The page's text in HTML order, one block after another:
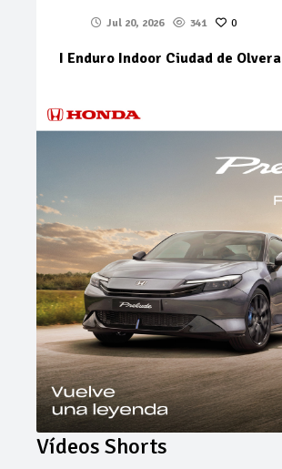
Jul 20, 2026 341 0
I Enduro Indoor Ciudad de Olvera
Vídeos Shorts